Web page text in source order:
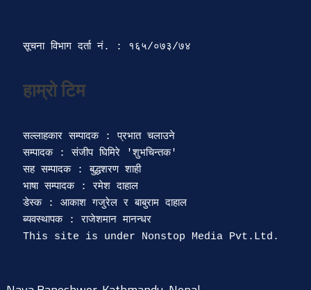
सूचना विभाग दर्ता‍ नं. : १६५/०७३/७४
हाम्रो टिम
सल्लाहकार सम्पादक : प्रभात चलाउने
सम्पादक : संजीप घिमिरे 'शुभचिन्तक'
सह सम्पादक : बुद्धशरण शाही
भाषा सम्पादक : रमेश दाहाल
डेस्क : आकाश गजुरेल र बाबुराम दाहाल
ब्यवस्थापक : राजेशमान मानन्धर